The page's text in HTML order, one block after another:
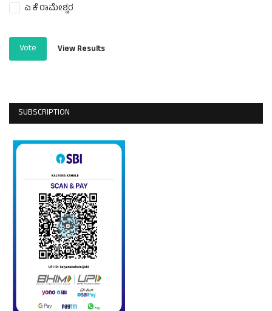
ಎ ಕೆ ರಾಮೇಶ್ವರ
Vote View Results
SUBSCRIPTION